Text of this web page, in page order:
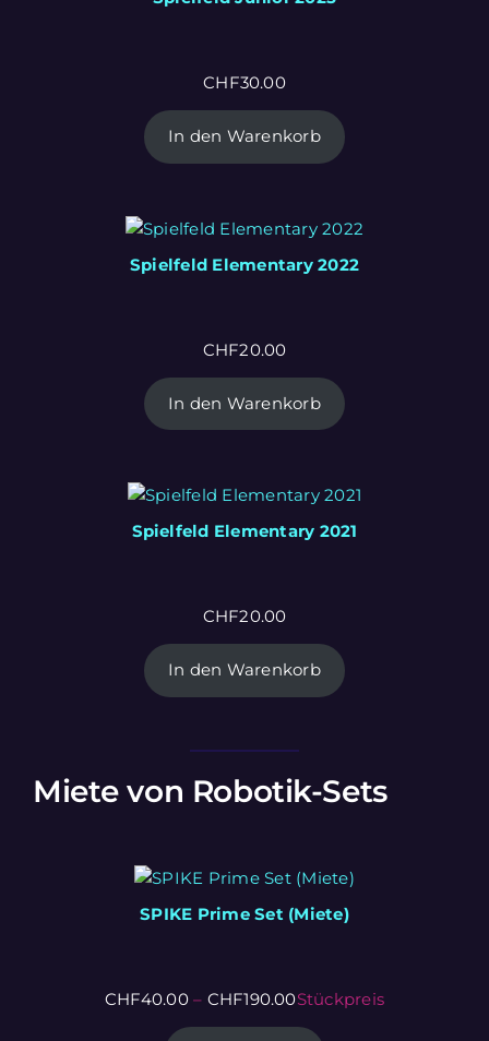
CHF30.00
In den Warenkorb
Spielfeld Elementary 2022
CHF20.00
In den Warenkorb
Spielfeld Elementary 2021
CHF20.00
In den Warenkorb
Miete von Robotik-Sets
SPIKE Prime Set (Miete)
CHF40.00– CHF190.00Stückpreis